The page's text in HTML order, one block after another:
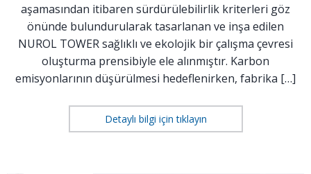
aşamasından itibaren sürdürülebilirlik kriterleri göz
önünde bulundurularak tasarlanan ve inşa edilen
NUROL TOWER sağlıklı ve ekolojik bir çalışma çevresi
oluşturma prensibiyle ele alınmıştır. Karbon
emisyonlarının düşürülmesi hedeflenirken, fabrika […]
Detaylı bilgi için tıklayın